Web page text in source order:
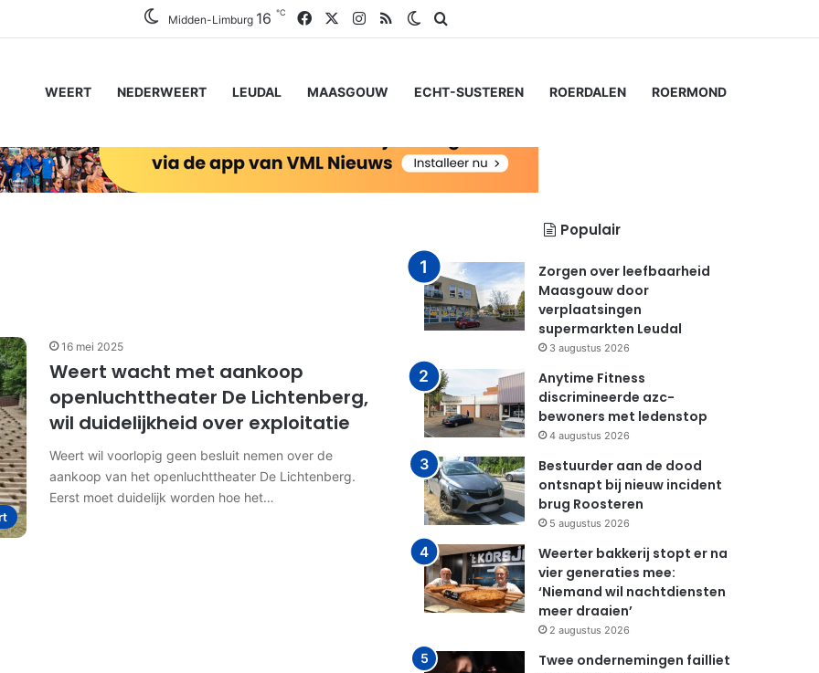
Midden-Limburg 16 ℃ FacebookInstagram
RSSSwitch skin
WEERT NEDERWEERT LEUDAL MAASGOUW ECHT-SUSTEREN ROERDALEN ROERMOND
16 mei 2025
Weert wacht met aankoop
openluchttheater De Lichtenberg,
wil duidelijkheid over exploitatie
Weert wil voorlopig geen besluit nemen over de
aankoop van het openluchttheater De Lichtenberg.
Eerst moet duidelijk worden hoe het…
Populair
Zorgen over leefbaarheid
Maasgouw door
verplaatsingen
supermarkten Leudal
3 augustus 2026
Anytime Fitness
discrimineerde azc-
bewoners met ledenstop
4 augustus 2026
Bestuurder aan de dood
ontsnapt bij nieuw incident
brug Roosteren
5 augustus 2026
Weerter bakkerij stopt er na
vier generaties mee:
‘Niemand wil nachtdiensten
meer draaien’
2 augustus 2026
Twee ondernemingen failliet